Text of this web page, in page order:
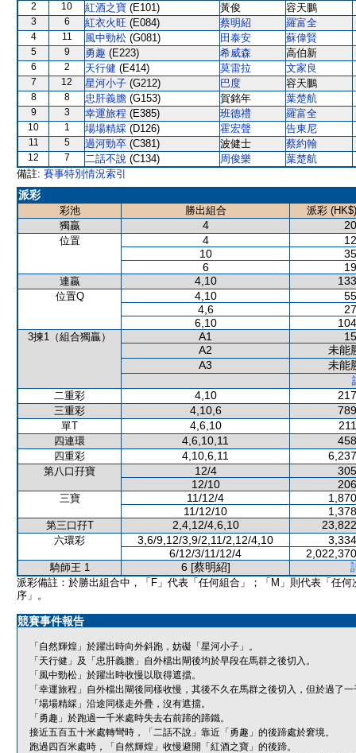
2 10 紅酒之寶 (E101) 黃俊 容天鵬
3 6 紅衣火旺 (E084) 蔡明紹 羅富全
4 11 風中勁松 (G081) 田泰安 蘇偉賢
5 9 勇趣 (E223) 希威森 高伯新
6 2 天行健 (E414) 莫雷拉 文家良
7 12 星河小子 (G212) 巴度 容天鵬
8 8 忠肝義膽 (G153) 賀銘年 葉楚航
9 3 幸運旅程 (E385) 班德禮 羅富全
10 1 場場精綵 (D126) 霍宏聲 告東尼
11 5 過河勁卒 (C381) 波健士 蔡約翰
12 7 二話不說 (C134) 周俊樂
葉楚航
備註: 賽事特別情況索引
派彩
彩池 勝出組合
派彩 (HK$)
獨贏
4
位置 4
10
6
連贏 4,10
位置Q 4,10
4,6
6,10
3揀1（組合獨贏） A1
A2
未能
A3
未能
二重彩
4,10
三重彩 4,10,6
單T 4,6,10
四連環 4,6,10,11
四重彩 4,10,6,11
第八口孖寶 12/4
12/10
三寶 11/12/4
11/12/10
第三口孖T 2,4,12/4,6,10
六環彩 3,6/9,12/3,9/2,11/2,12/4,10
6/12/3/11/12/4
騎師王 1 6 [蔡明紹]
派彩備註：於勝出組合中，「F」代表「任何組合」；「M」則代表「任何
序」。
競賽事件報告
「自然輝煌」於躍出時向外斜跑，妨礙「星河小子」。
「天行健」及「忠肝義膽」自外檔出閘後均於早段在馬群之後切入。
「風中勁松」於躍出時收慢以取得遮擋。
「幸運旅程」自外檔出閘後同樣收慢，其後不久在馬群之後切入，但於過了
「場場精綵」沿途同樣走外疊，沒有遮擋。
「勇趣」於跑過一千米處時失去右前蹄的蹄鐵。
接近五百五十米處轉彎時，「二話不說」靠近「勇趣」的後蹄處於窘境。
跑過四百米處時，「自然輝煌」收慢避開「紅酒之寶」的後蹄。